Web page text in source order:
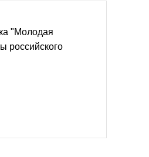
"Молодая
российского